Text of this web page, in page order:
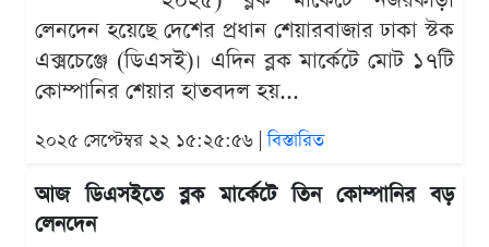
লেনদেন হয়েছে দেশের প্রধান শেয়ারবাজার ঢাকা স্টক
এক্সচেঞ্জে (ডিএসই)। এদিন ব্লক মার্কেটে মোট ১৭টি
কোম্পানির শেয়ার হাতবদল হয়...
২০২৫ সেপ্টেম্বর ২২ ১৫:২৫:৫৬ |বিস্তারিত
আজ ডিএসইতে ব্লক মার্কেটে তিন কোম্পানির বড়
লেনদেন